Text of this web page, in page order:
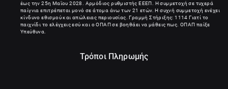
έως την 25η Μαΐου 2028. Αρμόδιος ρυθμιστής ΕΕΕΠ. Η συμμετοχή σε τυχερά
παίγνια επιτρέπεται μονό σε άτομα άνω των 21 ετών. Η συχνή συμμετοχή ενέχει
κίνδυνο εθισμού και απώλειας περιουσίας. Γραμμή Στήριξης: 1114 Γιατί το
παιχνίδι το ελέγχεις εσύ και ο ΟΠΑΠ σε βοηθάει να μάθεις πως. ΟΠΑΠ παίξε
Υπεύθυνα.
Τρόποι Πληρωμής